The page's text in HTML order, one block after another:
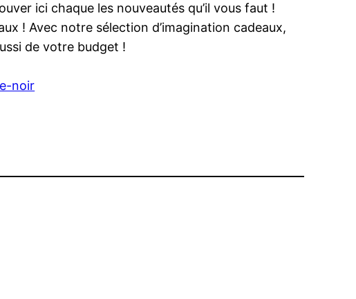
ici chaque les nouveautés qu’il vous faut !
! Avec notre sélection d’imagination cadeaux,
de votre budget !
noir